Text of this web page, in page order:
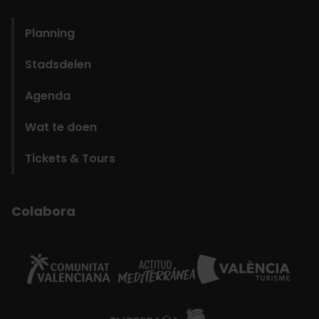
Planning
Stadsdelen
Agenda
Wat te doen
Tickets & Tours
Colabora